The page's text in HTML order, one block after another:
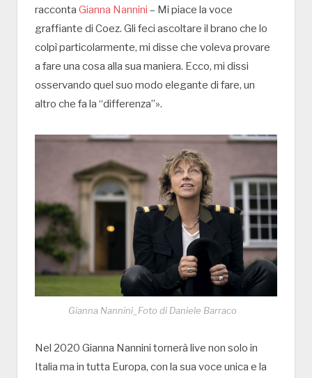
racconta Gianna Nannini – Mi piace la voce
graffiante di Coez. Gli feci ascoltare il brano che lo
colpì particolarmente, mi disse che voleva provare
a fare una cosa alla sua maniera. Ecco, mi dissi
osservando quel suo modo elegante di fare, un
altro che fa la “differenza”».
Gianna Nannini_Foto di Daniele Barraco
Nel 2020 Gianna Nannini tornerà live non solo in
Italia ma in tutta Europa, con la sua voce unica e la